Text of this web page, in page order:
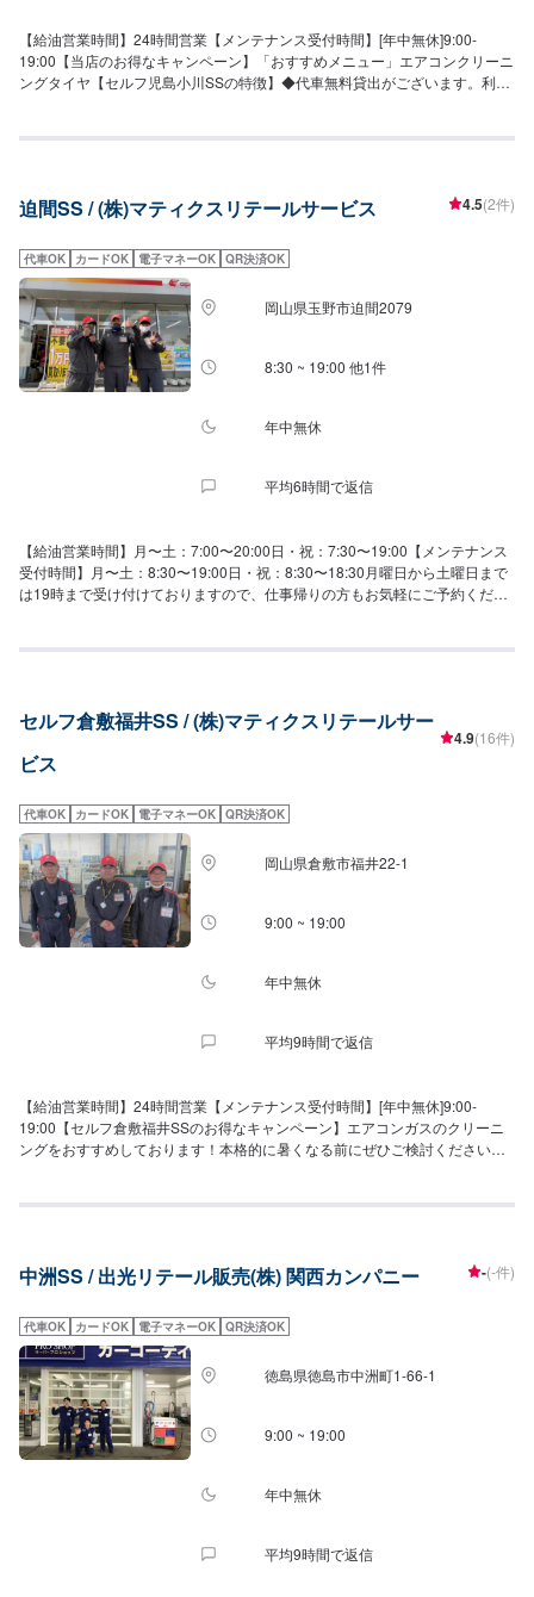
【給油営業時間】24時間営業【メンテナンス受付時間】[年中無休]9:00-
19:00【当店のお得なキャンペーン】「おすすめメニュー」エアコンクリーニ
ングタイヤ【セルフ児島小川SSの特徴】◆代車無料貸出がございます。利用
テナンスはもちろん、運転していて気になることがあれば是非当店にご相談
が可能です。エンジンから異音が聞こえる、スムーズに加速しないなど、お
迫間SS / (株)マティクスリテールサービス 4.5(2件)
代車OK カードOK 電子マネーOK QR決済OK
岡山県玉野市迫間2079
8:30 ~ 19:00 他1件
年中無休
平均6時間で返信
【給油営業時間】月〜土：7:00〜20:00日・祝：7:30〜19:00【メンテナンス
受付時間】月〜土：8:30〜19:00日・祝：8:30〜18:30月曜日から土曜日まで
は19時まで受け付けておりますので、仕事帰りの方もお気軽にご予約くださ
売・買取を実施しております！▶︎手数料一切なし！不要車を一万円（＋普通
士が2名在籍しています。車のことで気になることがあれば、是非ご相談くだ
セルフ倉敷福井SS / (株)マティクスリテールサー
ビス
4.9(16件)
代車OK カードOK 電子マネーOK QR決済OK
岡山県倉敷市福井22-1
9:00 ~ 19:00
年中無休
平均9時間で返信
【給油営業時間】24時間営業【メンテナンス受付時間】[年中無休]9:00-
19:00【セルフ倉敷福井SSのお得なキャンペーン】エアコンガスのクリーニ
ングをおすすめしております！本格的に暑くなる前にぜひご検討ください。
や下部洗浄などさまざまなコースがございます。・車の販売や買取も行なっ
になることがあればお気軽にご相談下さい。
中洲SS / 出光リテール販売(株) 関西カンパニー -(-件)
代車OK カードOK 電子マネーOK QR決済OK
徳島県徳島市中洲町1-66-1
9:00 ~ 19:00
年中無休
平均9時間で返信